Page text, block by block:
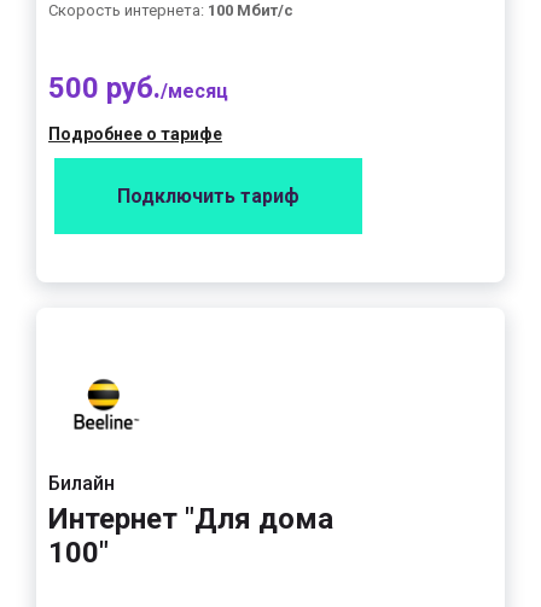
Скорость интернета: 100 Мбит/с
500 руб./месяц
Подробнее о тарифе
Подключить тариф
Билайн
Интернет "Для дома
100"